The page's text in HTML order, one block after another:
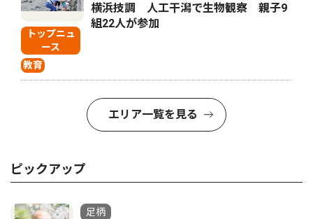
トップニュ
ース
教育
横浜技調 人工干潟で生物観察 親子9
組22人が参加
エリア一覧を見る
ピックアップ
足柄